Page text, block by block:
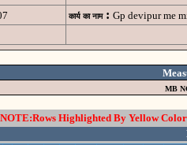
कार्य का नाम : Gp devipur me
MB
NOTE:Rows Highlighted By Yellow